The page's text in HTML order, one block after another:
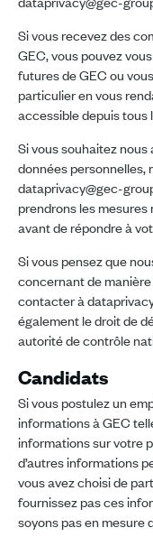
Si vous recevez des
GEC, vous pouvez
futures de GEC ou
particulier en vous
accessible depuis tous
Si vous souhaitez
données personnelles,
dataprivacy@gec-
prendrons les
avant de répondre à
Si vous pensez que
concernant de
contacter à
également le droit de
autorité de contrôle
Candidats
Si vous postulez un
informations à GEC
informations sur votre
d’autres informations
vous avez choisi de
fournissez pas ces
soyons pas en mesure